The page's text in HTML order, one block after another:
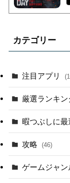
カテゴリー
注目アプリ
厳選ランキン
暇つぶしに最
攻略 (46)
ゲームジャン